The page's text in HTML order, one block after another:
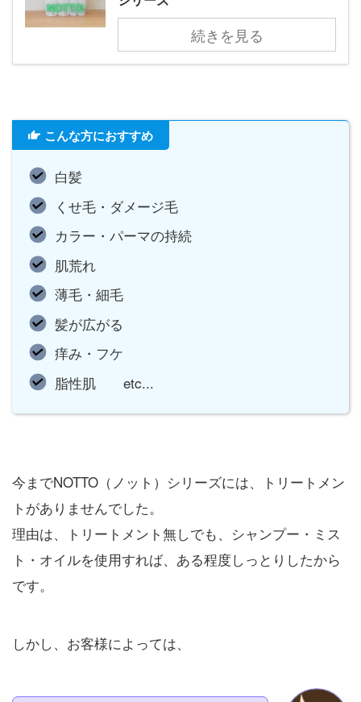
続きを見る
こんな方におすすめ
白髪
くせ毛・ダメージ毛
カラー・パーマの持続
肌荒れ
薄毛・細毛
髪が広がる
痒み・フケ
脂性肌 etc...
今までNOTTO（ノット）シリーズには、トリートメン
トがありませんでした。
理由は、トリートメント無しでも、シャンプー・ミス
ト・オイルを使用すれば、ある程度しっとりしたから
です。
しかし、お客様によっては、